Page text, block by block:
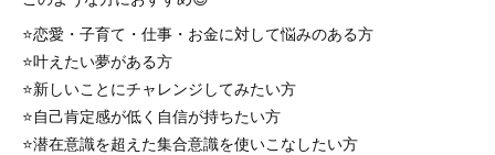
⭐️恋愛・子育て・仕事・お金に対して悩みのある方
⭐️叶えたい夢がある方
⭐️新しいことにチャレンジしてみたい方
⭐自己肯定感が低く自信が持ちたい方
⭐️潜在意識を超えた集合意識を使いこなしたい方